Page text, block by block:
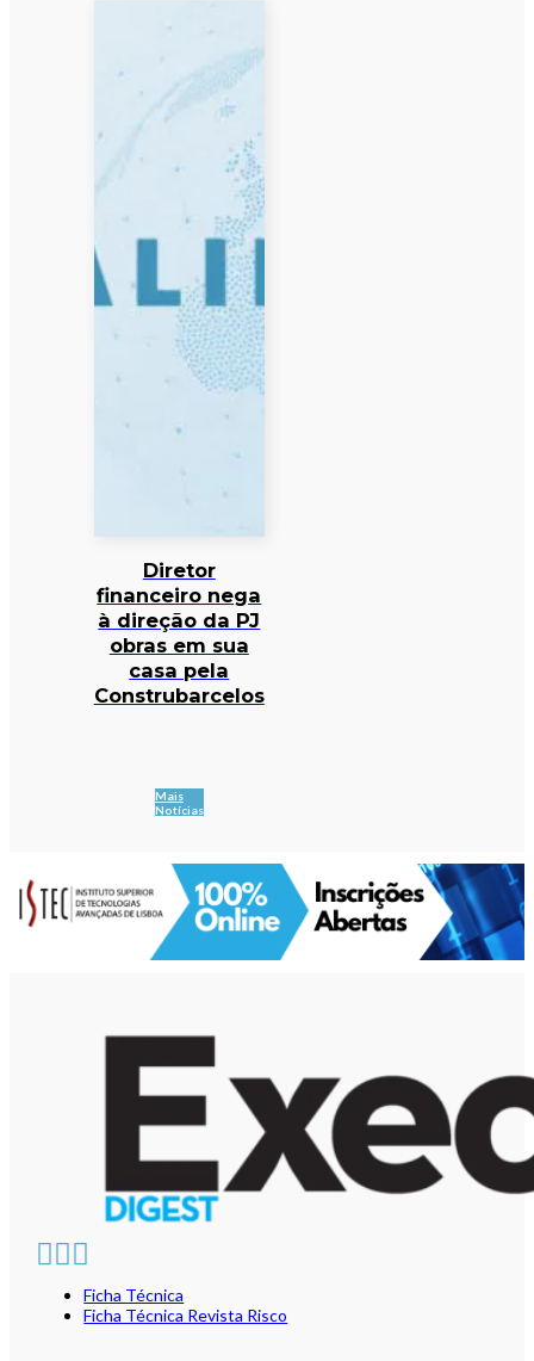
Diretor
financeiro nega
à direção da PJ
obras em sua
casa pela
Construbarcelos
Mais
Notícias
Ficha Técnica
Ficha Técnica Revista Risco